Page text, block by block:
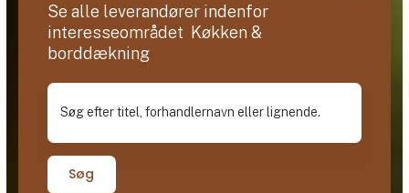
Se alle leverandører indenfor
interesseområdet Køkken &
borddækning
Søg efter titel, forhandlernavn eller lignende.
Søg